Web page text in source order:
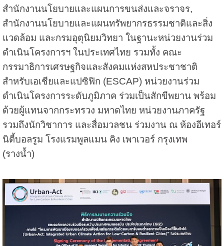
สำนักงานนโยบายและแผนการขนส่งและจราจร,
สำนักงานนโยบายและแผนทรัพยากรธรรมชาติและสิ่ง
แวดล้อม และกรมอุตุนิยมวิทยา ในฐานะหน่วยงานร่วม
ดำเนินโครงการฯ ในประเทศไทย รวมทั้ง คณะ
กรรมาธิการเศรษฐกิจและสังคมแห่งสหประชาชาติ
สำหรับเอเชียและแปซิฟิก (ESCAP) หน่วยงานร่วม
ดำเนินโครงการระดับภูมิภาค ร่วมเป็นสักขีพยาน พร้อม
ด้วยผู้แทนจากกระทรวง มหาดไทย หน่วยงานภาครัฐ
รวมถึงนักวิชาการ และสื่อมวลชน ร่วมงาน ณ ห้องอีเทอร์
นิตี้บอลรูม โรงแรมพูลแมน คิง เพาเวอร์ กรุงเทพ
(รางน้ำ)